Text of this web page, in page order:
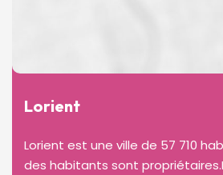
Lorient
Lorient est une ville de 57 710
des habitants sont